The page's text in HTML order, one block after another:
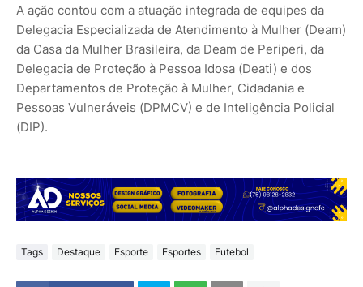
A ação contou com a atuação integrada de equipes da
Delegacia Especializada de Atendimento à Mulher (Deam)
da Casa da Mulher Brasileira, da Deam de Periperi, da
Delegacia de Proteção à Pessoa Idosa (Deati) e dos
Departamentos de Proteção à Mulher, Cidadania e
Pessoas Vulneráveis (DPMCV) e de Inteligência Policial
(DIP).
Tags Destaque Esporte Esportes Futebol